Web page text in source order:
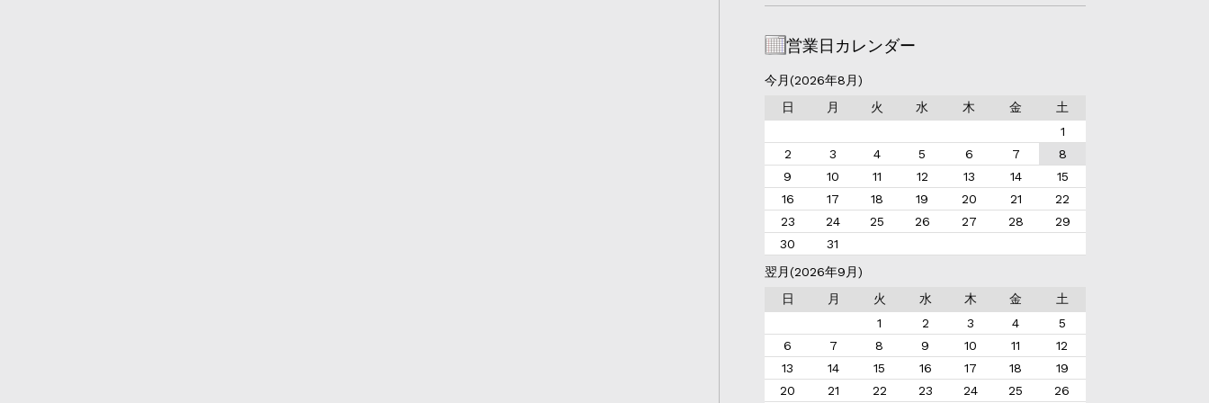
営業日カレンダー
今月(2026年8月)
日
月 火 水 木 金
土
1
2
3 4 5 6 7
8
9
10 11 12 13 14
15
16
17 18 19 20 21
22
23
24 25 26 27 28
29
30
31
翌月(2026年9月)
日
月 火 水 木 金
土
1
2 3 4
5
6
7 8 9 10 11
12
13
14 15 16 17 18
19
20
21 22 23 24 25 26